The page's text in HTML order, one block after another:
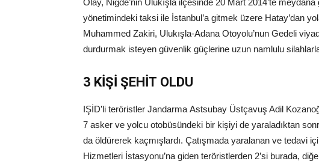
Olay, Niğde’nin Ulukışla ilçesinde 20 Mart 2014’te meydana
yönetimindeki taksi ile İstanbul’a gitmek üzere Hatay’dan
Muhammed Zakiri, Ulukışla-Adana Otoyolu’nun Gedeli
durdurmak isteyen güvenlik güçlerine uzun namlulu
3 KİŞİ ŞEHİT OLDU
IŞİD’li teröristler Jandarma Astsubay Üstçavuş Adil
7 asker ve yolcu otobüsündeki bir kişiyi de yaraladıktan
da öldürerek kaçmışlardı. Çatışmada yaralanan ve tedavi
Hizmetleri İstasyonu’na giden teröristlerden 2’si burada,